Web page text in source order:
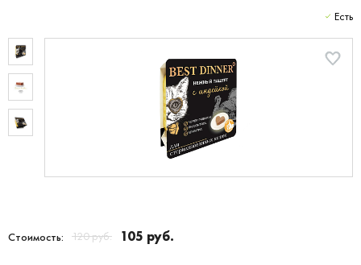
Есть
Стоимость: 120 руб. 105 руб.